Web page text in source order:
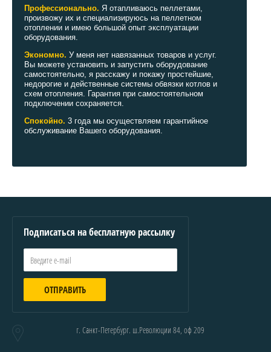
Профессионально. Я отапливаюсь пеллетами,
произвожу их и специализируюсь на пеллетном
отоплении и имею большой опыт эксплуатации
оборудования.
Экономно. У меня нет навязанных товаров и услуг.
Вы можете установить и запустить оборудование
самостоятельно, я расскажу и покажу простейшие,
недорогие и действенные системы обвязки котлов и
схем отопления. Гарантия при самостоятельном
подключении сохраняется.
Спокойно. 3 года мы осуществляем гарантийное
обслуживание Вашего оборудования.
Подписаться на бесплатную рассылку
ОТПРАВИТЬ
г. Санкт-Петербург. ш.Революции 84, оф 209